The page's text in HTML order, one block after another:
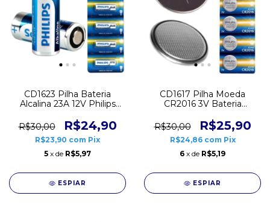
CD1623 Pilha Bateria
Alcalina 23A 12V Philips
R$30,00
R$24,90
R$23,90 com Pix
5 x de R$5,97
ESPIAR
CD1617 Pilha Moeda
CR2016 3V Bateria
unidades
R$30,00 R$25,90
R$24,86 com Pix
6 x de R$5,19
ESPIAR